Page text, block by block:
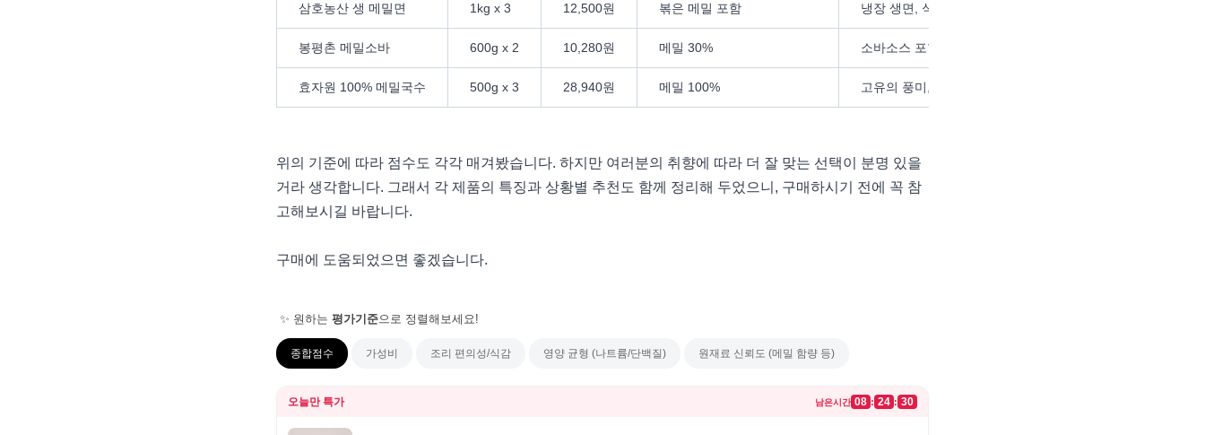
삼호농산 생 메밀면 1kg x 3 12,500원 볶은 메밀 포함 냉장 생면, 식감 우수
봉평촌 메밀소바 600g x 2 10,280원 메밀 30% 소바소스 포함
효자원 100% 메밀국수 500g x 3 28,940원 메밀 100% 고유의 풍미, 고가형
위의 기준에 따라 점수도 각각 매겨봤습니다. 하지만 여러분의 취향에 따라 더 잘 맞는 선택이 분명 있을
거라 생각합니다. 그래서 각 제품의 특징과 상황별 추천도 함께 정리해 두었으니, 구매하시기 전에 꼭 참
고해보시길 바랍니다.
구매에 도움되었으면 좋겠습니다.
✨ 원하는 평가기준으로 정렬해보세요!
종합점수 가성비 조리 편의성/식감 영양 균형 (나트륨/단백질) 원재료 신뢰도 (메밀 함량 등)
오늘만 특가 남은시간 08 : 24 : 30